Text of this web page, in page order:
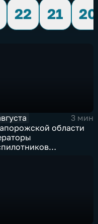
22 21
20
3 мин
области